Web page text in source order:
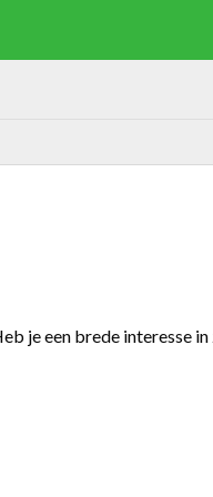
je een brede interesse